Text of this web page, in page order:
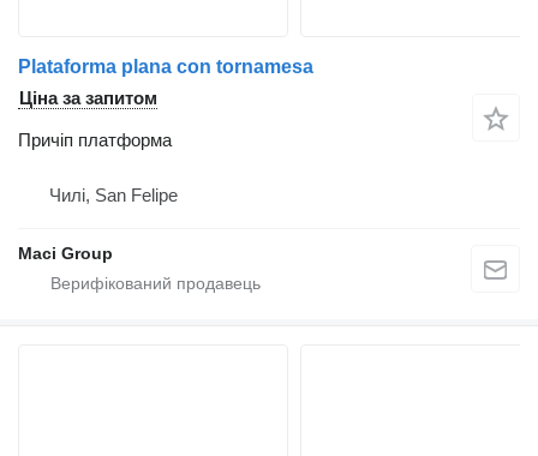
Plataforma plana con tornamesa
Ціна за запитом
Причіп платформа
Чилі, San Felipe
Maci Group